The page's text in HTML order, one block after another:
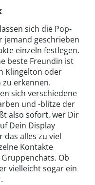
lassen sich die Pop-
jemand geschrieben
einzeln festlegen.
beste Freundin ist
Klingelton oder
zu erkennen.
sich verschiedene
und -blitze der
also sofort, wer Dir
Dein Display
das alles zu viel
Kontakte
Ob
vielleicht sogar ein